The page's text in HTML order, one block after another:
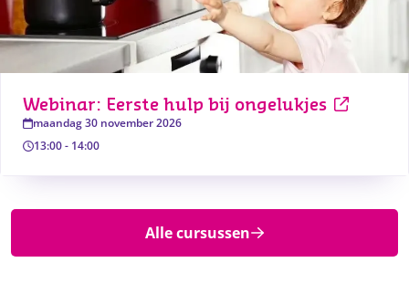
Webinar: Eerste hulp bij ongelukjes
maandag 30 november 2026
13:00- 14:00
Alle cursussen